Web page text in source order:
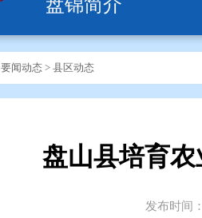
盘锦简介
要闻动态 > 县区动态
盘山县培育
发布时间